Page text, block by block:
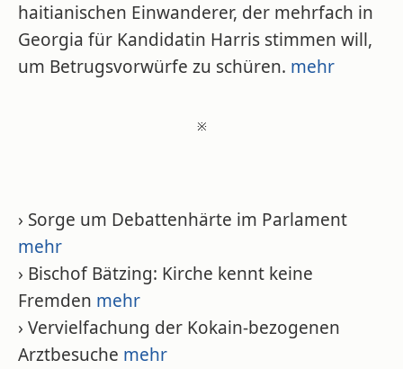
haitianischen Einwanderer, der mehrfach in
Georgia für Kandidatin Harris stimmen will,
um Betrugsvorwürfe zu schüren. mehr
※
› Sorge um Debattenhärte im Parlament
mehr
› Bischof Bätzing: Kirche kennt keine
Fremden mehr
› Vervielfachung der Kokain-bezogenen
Arztbesuche mehr